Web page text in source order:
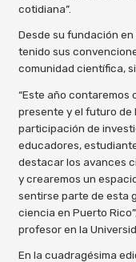
cotidiana”.
Desde su fundación
tenido sus
comunidad científica,
“Este año contaremos
presente y el futuro de
participación de
educadores,
destacar los avances
y crearemos un
sentirse parte de esta
ciencia en Puerto
profesor en la
En la cuadragésima